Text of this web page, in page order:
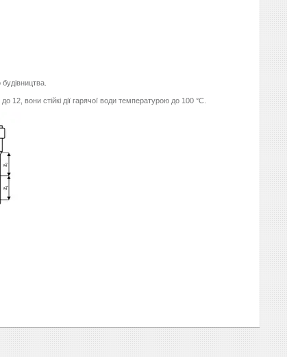
12, вони стійкі дії гарячої води температурою до 100 °С.